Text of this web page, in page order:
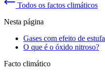
Todos os factos climáticos
Nesta página
Gases com efeito de estufa
O que é o óxido nitroso?
Facto climático